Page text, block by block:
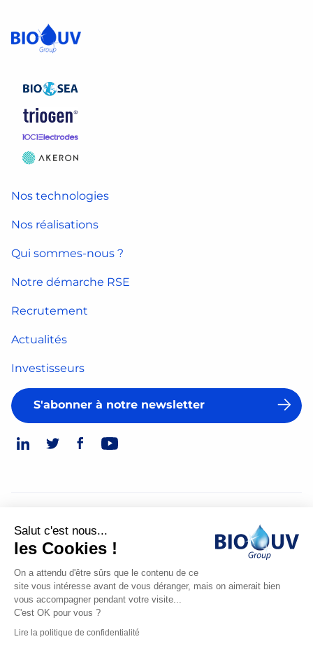
Nos technologies
Nos réalisations
Qui sommes-nous ?
Notre démarche RSE
Recrutement
Actualités
Investisseurs
S'abonner à notre newsletter
Mentions légales
Politique de confidentialité
Made
by
-
Salut c'est nous...
les Cookies !
On a attendu d'être sûrs que le contenu de ce
site vous intéresse avant de vous déranger, mais on aimerait bien
vous accompagner pendant votre visite...
C'est OK pour vous ?
Lire la politique de confidentialité